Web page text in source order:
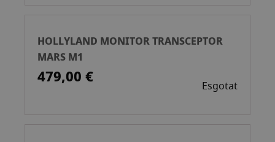
HOLLYLAND MONITOR TRANSCEPTOR
MARS M1
479,00 € Esgotat